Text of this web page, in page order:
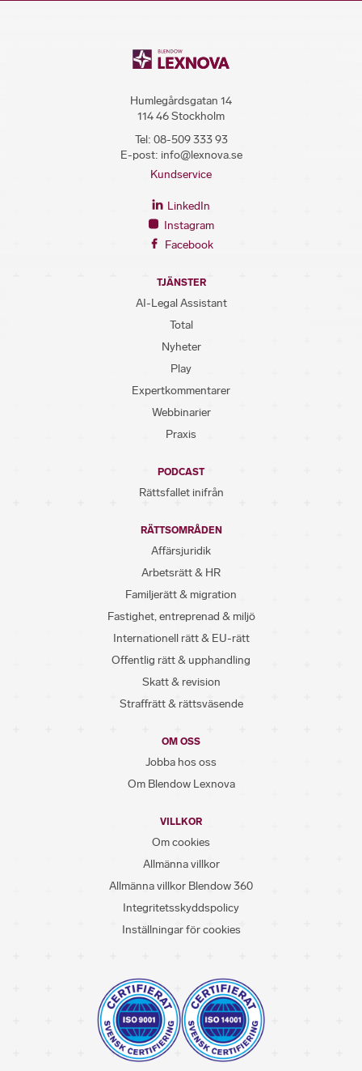
Humlegårdsgatan 14
114 46 Stockholm
Tel: 08-509 333 93
E-post: info@lexnova.se
Kundservice
LinkedIn
Instagram
Facebook
TJÄNSTER
AI-Legal Assistant
Total
Nyheter
Play
Expertkommentarer
Webbinarier
Praxis
PODCAST
Rättsfallet inifrån
RÄTTSOMRÅDEN
Affärsjuridik
Arbetsrätt & HR
Familjerätt & migration
Fastighet, entreprenad & miljö
Internationell rätt & EU-rätt
Offentlig rätt & upphandling
Skatt & revision
Straffrätt & rättsväsende
OM OSS
Jobba hos oss
Om Blendow Lexnova
VILLKOR
Om cookies
Allmänna villkor
Allmänna villkor Blendow 360
Integritetsskyddspolicy
Inställningar för cookies